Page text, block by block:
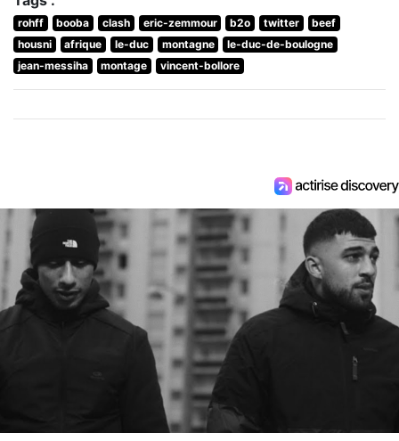
rohff booba clash eric-zemmour b2o twitter
beef
housni
afrique le-duc montagne
le-duc-de-boulogne
jean-messiha
montage vincent-bollore